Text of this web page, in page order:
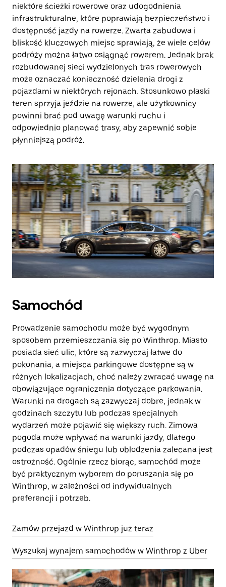
niektóre ścieżki rowerowe oraz udogodnienia
infrastrukturalne, które poprawiają bezpieczeństwo i
dostępność jazdy na rowerze. Zwarta zabudowa i
bliskość kluczowych miejsc sprawiają, że wiele celów
podróży można łatwo osiągnąć rowerem. Jednak brak
rozbudowanej sieci wydzielonych tras rowerowych
może oznaczać konieczność dzielenia drogi z
pojazdami w niektórych rejonach. Stosunkowo płaski
teren sprzyja jeździe na rowerze, ale użytkownicy
powinni brać pod uwagę warunki ruchu i
odpowiednio planować trasy, aby zapewnić sobie
płynniejszą podróż.
Samochód
Prowadzenie samochodu może być wygodnym
sposobem przemieszczania się po Winthrop. Miasto
posiada sieć ulic, które są zazwyczaj łatwe do
pokonania, a miejsca parkingowe dostępne są w
różnych lokalizacjach, choć należy zwracać uwagę na
obowiązujące ograniczenia dotyczące parkowania.
Warunki na drogach są zazwyczaj dobre, jednak w
godzinach szczytu lub podczas specjalnych
wydarzeń może pojawić się większy ruch. Zimowa
pogoda może wpływać na warunki jazdy, dlatego
podczas opadów śniegu lub oblodzenia zalecana jest
ostrożność. Ogólnie rzecz biorąc, samochód może
być praktycznym wyborem do poruszania się po
Winthrop, w zależności od indywidualnych
preferencji i potrzeb.
Zamów przejazd w Winthrop już teraz
Wyszukaj wynajem samochodów w Winthrop z Uber